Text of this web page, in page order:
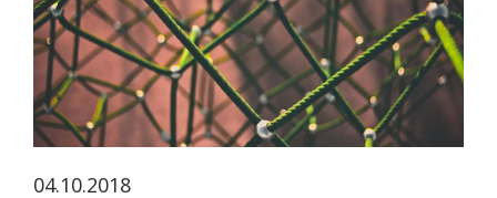
kaikille
kiinnostuneille.
04.10.2018